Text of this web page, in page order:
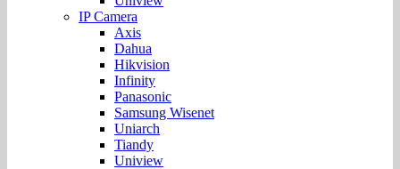
IP Camera
Axis
Dahua
Hikvision
Infinity
Panasonic
Samsung Wisenet
Uniarch
Tiandy
Uniview